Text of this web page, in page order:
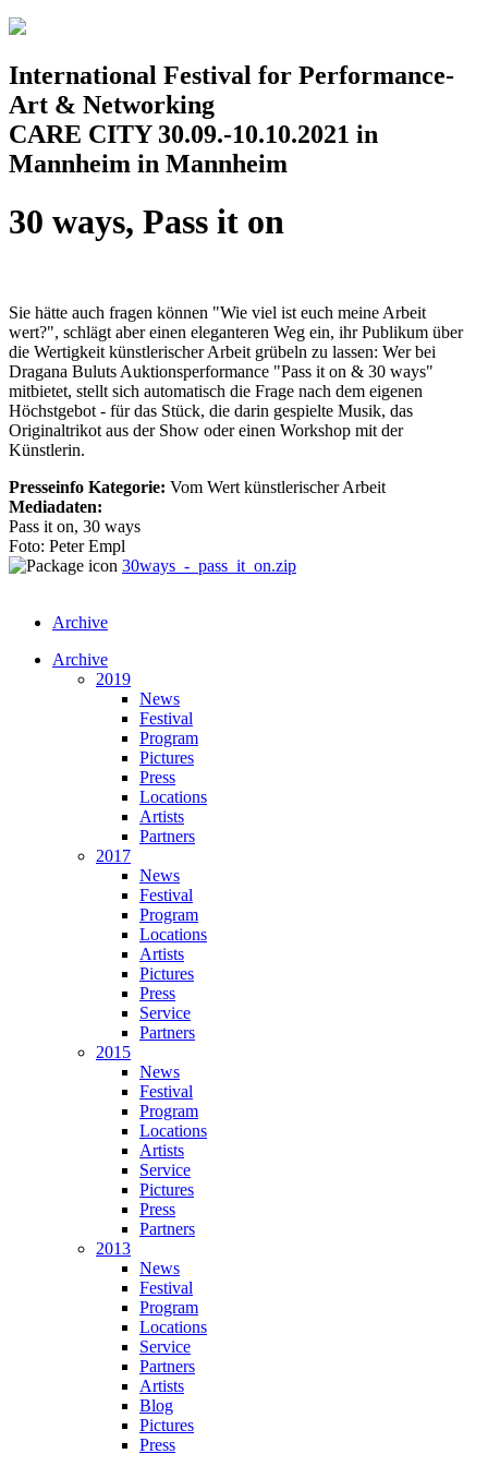
Jump to navigation
International Festival for Performance-
Art & Networking
CARE CITY 30.09.-10.10.2021 in
Mannheim in Mannheim
30 ways, Pass it on
Sie hätte auch fragen können "Wie viel ist euch meine Arbeit
wert?", schlägt aber einen eleganteren Weg ein, ihr Publikum über
die Wertigkeit künstlerischer Arbeit grübeln zu lassen: Wer bei
Dragana Buluts Auktionsperformance "Pass it on & 30 ways"
mitbietet, stellt sich automatisch die Frage nach dem eigenen
Höchstgebot - für das Stück, die darin gespielte Musik, das
Originaltrikot aus der Show oder einen Workshop mit der
Künstlerin.
Presseinfo Kategorie: Vom Wert künstlerischer Arbeit
Mediadaten:
Pass it on, 30 ways
Foto: Peter Empl
30ways_-_pass_it_on.zip
Archive
Archive
2019
News
Festival
Program
Pictures
Press
Locations
Artists
Partners
2017
News
Festival
Program
Locations
Artists
Pictures
Press
Service
Partners
2015
News
Festival
Program
Locations
Artists
Service
Pictures
Press
Partners
2013
News
Festival
Program
Locations
Service
Partners
Artists
Blog
Pictures
Press